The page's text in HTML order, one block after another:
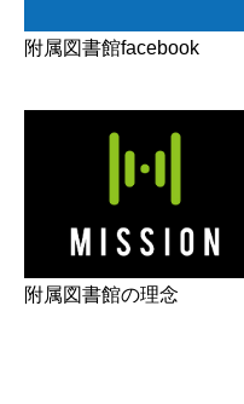
附属図書館facebook
附属図書館の理念